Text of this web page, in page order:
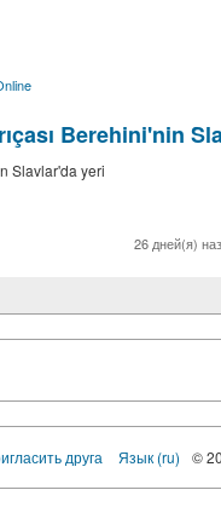
Berehini'nin
Slavlar'da yeri
26 дней(я)
друга Язык (ru) ©